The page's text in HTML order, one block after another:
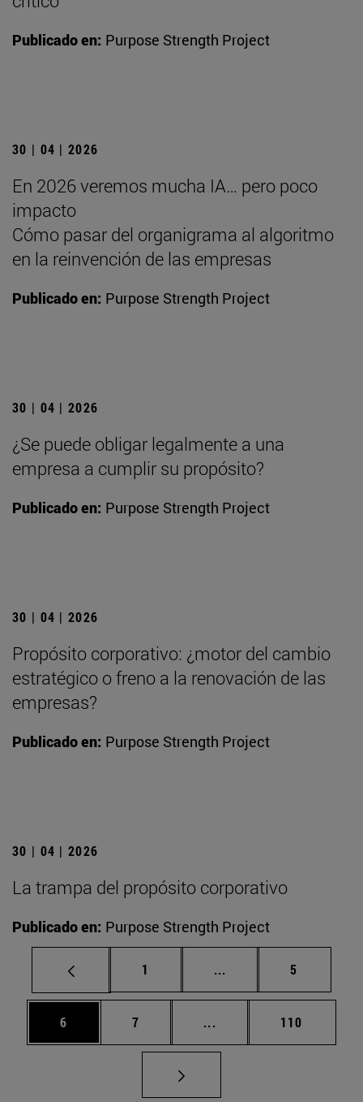
Publicado en: Purpose Strength Project
30 | 04 | 2026
En 2026 veremos mucha IA… pero poco
impacto
Cómo pasar del organigrama al algoritmo
en la reinvención de las empresas
Publicado en: Purpose Strength Project
30 | 04 | 2026
¿Se puede obligar legalmente a una
empresa a cumplir su propósito?
Publicado en: Purpose Strength Project
30 | 04 | 2026
Propósito corporativo: ¿motor del cambio
estratégico o freno a la renovación de las
empresas?
Publicado en: Purpose Strength Project
30 | 04 | 2026
La trampa del propósito corporativo
Publicado en: Purpose Strength Project
Página
1 ... Páginas intermedias
Página
5
Página
6 Página
7 ... Páginas intermedias
Página
110